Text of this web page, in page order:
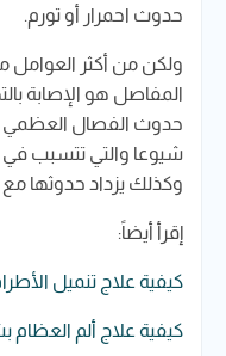
حدوث احمرار أو تورم.
ولكن من أكثر العوامل
المفاصل هو الإصابة
حدوث الفصال العظمي
شيوعا والتي تتسبب
وكذلك يزداد حدوثها مع
إقرأ أيضاً:
كيفية علاج تنميل
كيفية علاج ألم